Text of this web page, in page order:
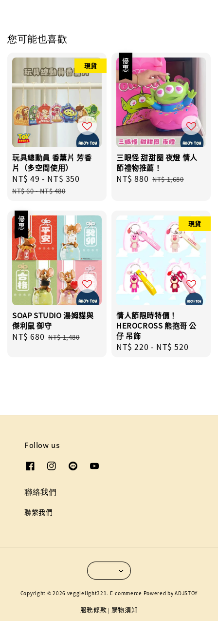
您可能也喜歡
現貨
玩具總動員 香薰片 芳香
片（多空間使用）
Sale
price
NT$ 49 - NT$ 350
NT$ 60-NT$ 480
優惠
三眼怪 甜甜圈 夜燈 情人
節禮物推薦！
Sale
NT$ 880 Regular
NT$ 1,680
優惠
SOAP STUDIO 湯姆貓與
傑利鼠 御守
Sale
NT$ 680 Regular
NT$ 1,480
現貨
情人節限時特價！
HEROCROSS 熊抱哥 公
仔 吊飾
Regular
NT$ 220 - NT$ 520
Follow us
聯絡我們
聯繫我們
Copyright © 2026 veggielight321. E-commerce Powered by ADJSTOY
服務條款 | 購物須知